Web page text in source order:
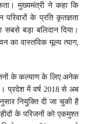
मुख्यमंत्री ने कहा कि
के प्रति कृतज्ञता
सबसे बड़ा बलिदान दिया।
का वास्तविक मूल्य त्याग,
के कल्याण के लिए अनेक
प्रदेश में वर्ष 2018 से अब
नियुक्ति दी जा चुकी है
के परिजनों को एकमुश्त